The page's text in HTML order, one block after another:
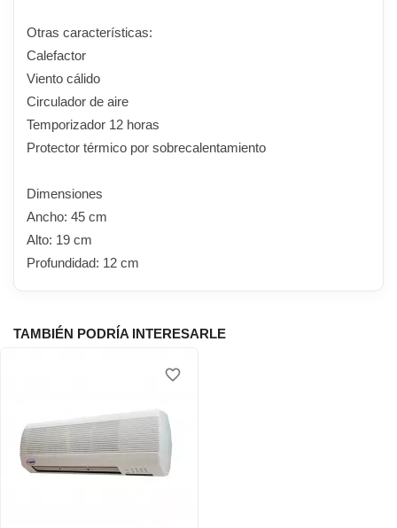
Otras características:
Calefactor
Viento cálido
Circulador de aire
Temporizador 12 horas
Protector térmico por sobrecalentamiento
Dimensiones
Ancho: 45 cm
Alto: 19 cm
Profundidad: 12 cm
TAMBIÉN PODRÍA INTERESARLE
favorite_border